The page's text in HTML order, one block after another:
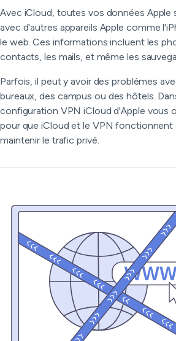
Avec iCloud, toutes vos données Apple
avec d'autres appareils Apple comme
le web. Ces informations incluent les
contacts, les mails, et même les
Parfois, il peut y avoir des problèmes
bureaux, des campus ou des hôtels.
configuration VPN iCloud d'Apple vous
pour que iCloud et le VPN fonctionnent
maintenir le trafic privé.